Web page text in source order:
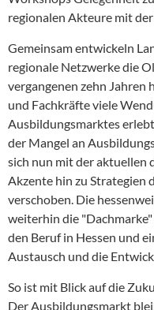
regionalen Akteure mit
Gemeinsam entwickeln
regionale Netzwerke die
vergangenen zehn
und Fachkräfte viele
Ausbildungsmarktes
der Mangel an
sich nun mit der aktuellen
Akzente hin zu Strategien
verschoben. Die
weiterhin die
den Beruf in Hessen und
Austausch und die
So ist mit Blick auf die
Der Ausbildungsmarkt